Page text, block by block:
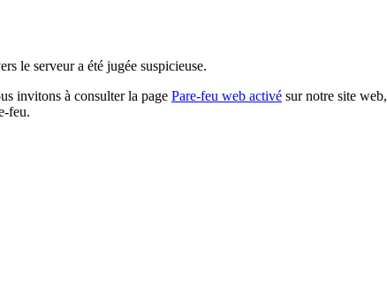
le serveur a été jugée suspicieuse.
invitons à consulter la page Pare-feu web activé sur notre site
feu.